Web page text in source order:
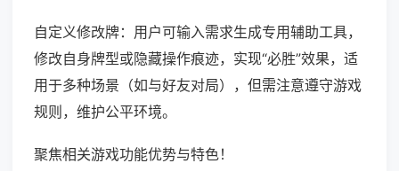
自定义修改牌：用户可输入需求生成专用辅助工具，
修改自身牌型或隐藏操作痕迹，实现“必胜”效果，适
用于多种场景（如与好友对局），但需注意遵守游戏
规则，维护公平环境。
聚焦相关游戏功能优势与特色！